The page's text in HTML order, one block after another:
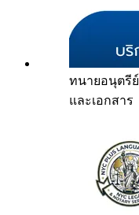
ทนายอนุตรีย์
และเอกสาร